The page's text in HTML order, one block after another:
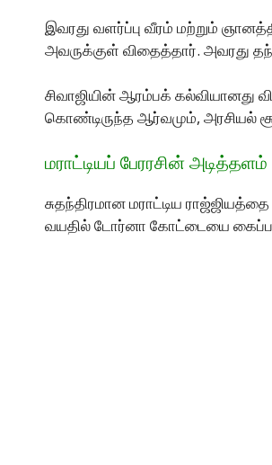
இவரது வளர்ப்பு வீரம் மற்றும்
அவருக்குள் விதைத்தார். அவரது
சிவாஜியின் ஆரம்பக் கல்வியானது
கொண்டிருந்த ஆர்வமும், அரசியல்
மராட்டியப் பேரரசின் அடித்தளம்
சுதந்திரமான மராட்டிய
வயதில் டோர்னா கோட்டையை